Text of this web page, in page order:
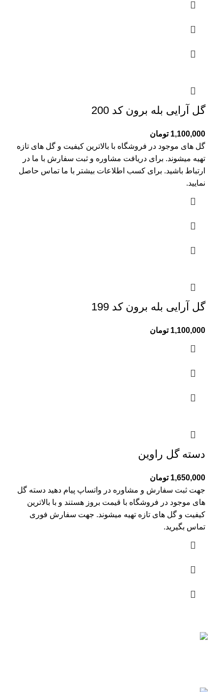
گل آرایی بله برون کد 200
1,100,000 تومان
گل های موجود در فروشگاه با بالاترین کیفیت و گل های تازه
تهیه میشوند. برای دریافت مشاوره و ثبت سفارش با ما در
ارتباط باشید. برای کسب اطلاعات بیشتر با ما تماس حاصل
نمایید.
گل آرایی بله برون کد 199
1,100,000 تومان
دسته گل راوین
1,650,000 تومان
جهت ثبت سفارش و مشاوره در واتساپ پیام دهید دسته گل
های موجود در فروشگاه با قیمت بروز هستند و با بالاترین
کیفیت و گل های تازه تهیه میشوند. جهت سفارش فوری
تماس بگیرید.